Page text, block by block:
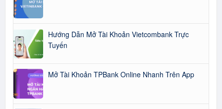
Hướng Dẫn Mở Tài Khoản Vietcombank Trực
Tuyến
Mở Tài Khoản TPBank Online Nhanh Trên App